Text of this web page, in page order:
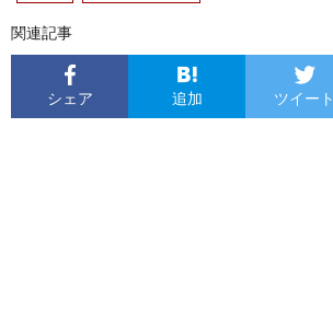
関連記事
シェア 追加 ツイート